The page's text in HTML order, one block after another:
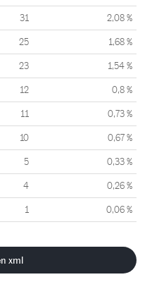
31 2,08 %
25 1,68 %
23 1,54 %
12 0,8 %
11 0,73 %
10 0,67 %
5 0,33 %
4 0,26 %
1 0,06 %
xml